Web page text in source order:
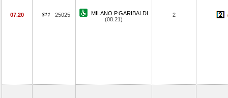
07.20 25025
MILANO P.GARIBALDI
(08.21)
2